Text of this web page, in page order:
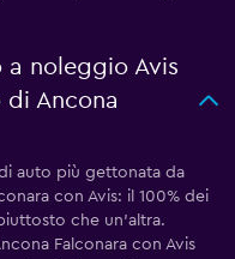
noleggio Avis
Ancona
auto più gettonata da
con Avis: il 100% dei
che un'altra.
Falconara con Avis